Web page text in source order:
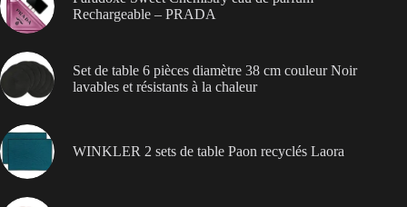
Rechargeable – PRADA
Set de table 6 pièces diamètre 38 cm couleur Noir
lavables et résistants à la chaleur
WINKLER 2 sets de table Paon recyclés Laora